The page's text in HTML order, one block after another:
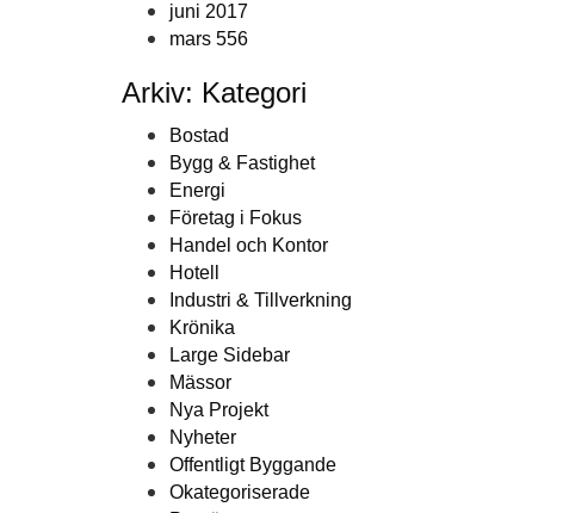
juni 2017
mars 556
Arkiv: Kategori
Bostad
Bygg & Fastighet
Energi
Företag i Fokus
Handel och Kontor
Hotell
Industri & Tillverkning
Krönika
Large Sidebar
Mässor
Nya Projekt
Nyheter
Offentligt Byggande
Okategoriserade